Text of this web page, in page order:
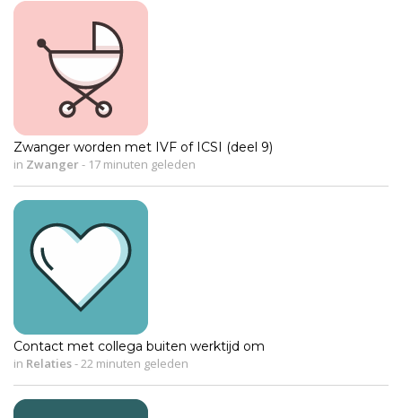
Zwanger worden met IVF of ICSI (deel 9)
in Zwanger- 17 minuten geleden
Contact met collega buiten werktijd om
in Relaties- 22 minuten geleden